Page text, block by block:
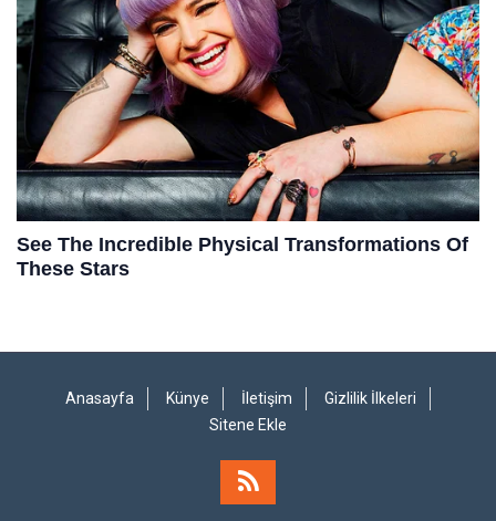
Anasayfa Künye İletişim
Gizlilik İlkeleri
Sitene Ekle